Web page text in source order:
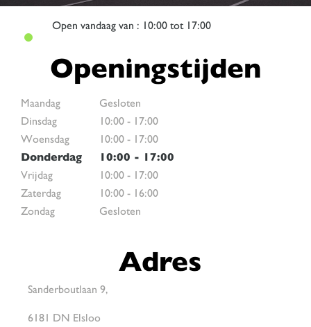
Open vandaag van : 10:00 tot 17:00
Openingstijden
Maandag
Gesloten
Dinsdag
10:00 - 17:00
Woensdag
10:00 - 17:00
Donderdag
10:00 - 17:00
Vrijdag
10:00 - 17:00
Zaterdag
10:00 - 16:00
Zondag
Gesloten
Adres
Sanderboutlaan 9,
6181 DN Elsloo